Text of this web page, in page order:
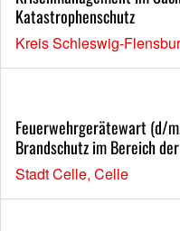
Katastrophenschutz
Kreis Schleswig-
Feuerwehrgerätewart (d/
Brandschutz im Bereich
Stadt Celle, Celle